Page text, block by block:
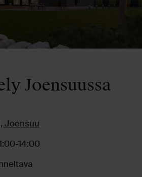
Joensuussa
Joensuu
14:00